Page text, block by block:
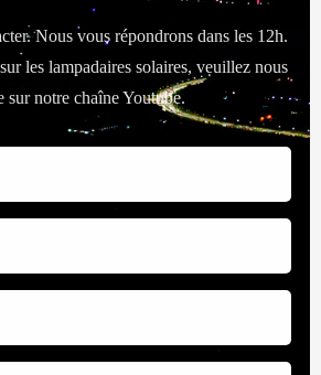
Nous vous répondrons dans les 12h.
les lampadaires solaires, veuillez nous
sur notre chaîne Youtube.